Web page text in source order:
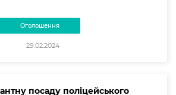
Оголошення
29.02.2024
посаду поліцейського